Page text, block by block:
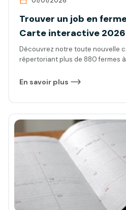
Trouver un job en
Carte interactive 2026
Découvrez notre toute nouvelle
répertoriant plus de 880 fermes
trouver un emploi en ferme.
localiser facilement les
chances de décrocher un
vous prêt à décrocher un emploi ?
En savoir plus